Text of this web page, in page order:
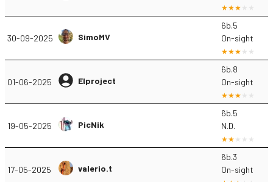
30-09-2025 SimoMV
6b.5
On-sight
01-06-2025 Elproject
6b.8
On-sight
19-05-2025 PicNik
6b.5
N.D.
17-05-2025 valerio.t
6b.3
On-sight